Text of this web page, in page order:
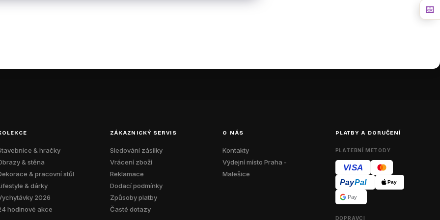
á
d
a
c
í
& hračky
& stěna
& pracovní stůl
& dárky
2026
hodinové akce
ZÁKAZNICKÝ SERVIS
Sledování zásilky
Vrácení zboží
Reklamace
Dodací podmínky
Způsoby platby
Časté dotazy
O NÁS
Kontakty
Výdejní místo Praha -
Malešice
PLATBY A DORUČENÍ
PLATEBNÍ METODY
VISA
PayPal Pay
Pay
DOPRAVCI
📅